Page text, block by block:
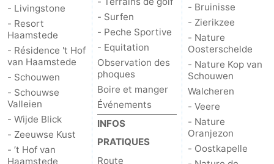
- Livingstone
- Resort
Haamstede
- Résidence 't Hof
van Haamstede
- Schouwen
- Schouwse
Valleien
- Wijde Blick
- Zeeuwse Kust
- ’t Hof van
Haamstede
- Surfen
- Peche Sportive
- Equitation
Observation des
phoques
Boire et manger
Événements
INFOS
PRATIQUES
Route
- Bruinisse
- Zierikzee
- Nature
Oosterschelde
- Nature Kop van
Schouwen
Walcheren
- Veere
- Nature
Oranjezon
- Oostkapelle